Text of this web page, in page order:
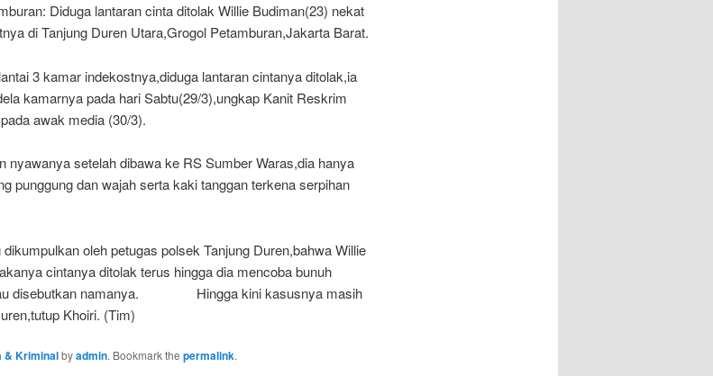
Diduga lantaran cinta ditolak Willie Budiman(23) nekat
di Tanjung Duren Utara,Grogol Petamburan,Jakarta Barat.
3 kamar indekostnya,diduga lantaran cintanya ditolak,ia
kamarnya pada hari Sabtu(29/3),ungkap Kanit Reskrim
awak media (30/3).
nyawanya setelah dibawa ke RS Sumber Waras,dia hanya
punggung dan wajah serta kaki tanggan terkena serpihan
oleh petugas polsek Tanjung Duren,bahwa Willie
cintanya ditolak terus hingga dia mencoba bunuh
disebutkan namanya. Hingga kini kasusnya masih
Khoiri. (Tim)
& Kriminalbyadmin. Bookmark the permalink.